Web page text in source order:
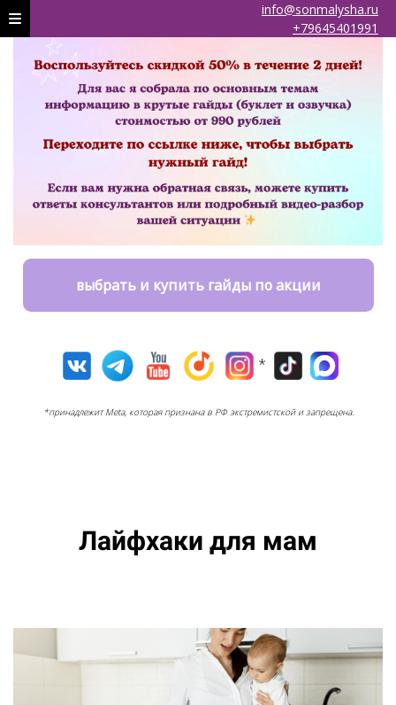
info@sonmalysha.ru
+79645401991
выбрать и купить гайды по акции
*
*принадлежит Meta, которая признана в РФ экстремистской и запрещена.
Лайфхаки для мам